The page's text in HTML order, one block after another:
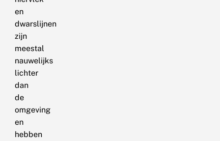
en
dwarslijnen
zijn
meestal
nauwelijks
lichter
dan
de
omgeving
en
hebben